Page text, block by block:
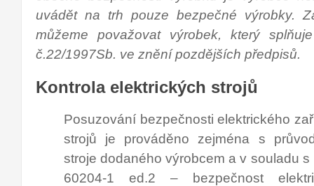
uvádět na trh pouze bezpečné výrobky.
můžeme považovat výrobek, který
č.22/1997Sb. ve znění pozdějších předpisů.
Kontrola elektrických strojů
Posuzování bezpečnosti elektrického
strojů je prováděno zejména s
stroje dodaného výrobcem a v souladu s
60204-1 ed.2 – bezpečnost